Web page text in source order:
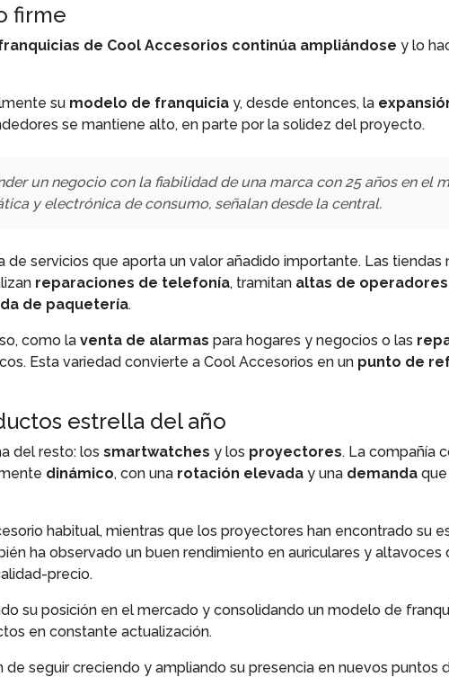
firme
de Cool Accesorios continúa ampliándose y lo
su modelo de franquicia y, desde entonces, la
se mantiene alto, en parte por la solidez del proyecto.
un negocio con la fiabilidad de una marca con 25 años en el
y electrónica de consumo, señalan desde la central.
servicios que aporta un valor añadido importante. Las tiendas
reparaciones de telefonía, tramitan altas de
de paquetería.
como la venta de alarmas para hogares y negocios o las
Esta variedad convierte a Cool Accesorios en un punto de
estrella del año
del resto: los smartwatches y los proyectores. La compañía
dinámico, con una rotación elevada y una demanda que
habitual, mientras que los proyectores han encontrado su
ha observado un buen rendimiento en auriculares y altavoces
precio.
su posición en el mercado y consolidando un modelo de
en constante actualización.
seguir creciendo y ampliando su presencia en nuevos puntos